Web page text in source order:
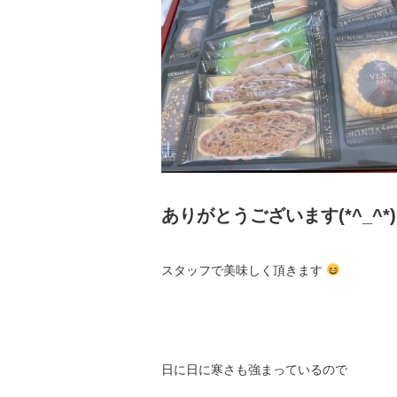
ありがとうございます(*^_^*)
スタッフで美味しく頂きます
日に日に寒さも強まっているので